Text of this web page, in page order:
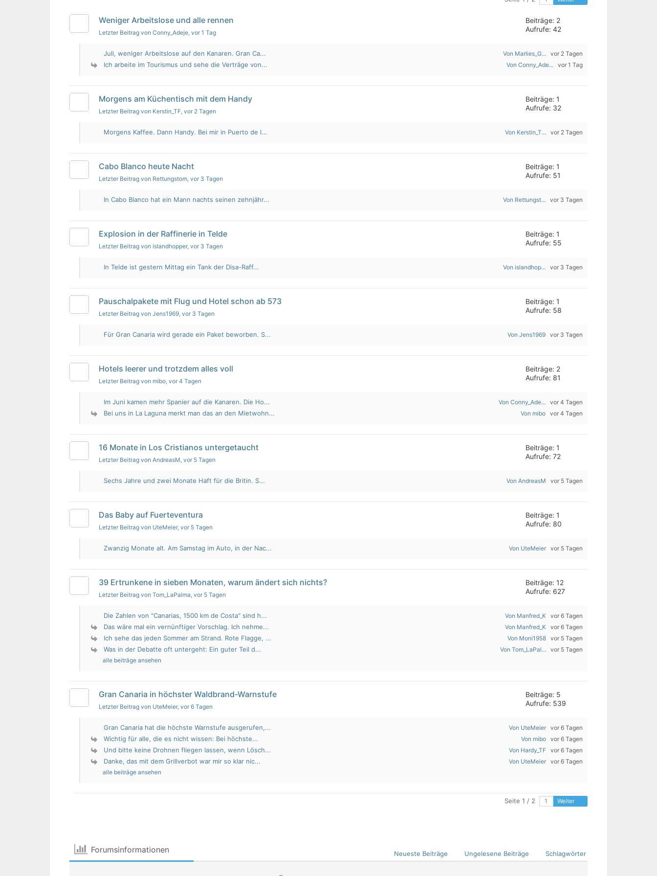
Weniger Arbeitslose und alle rennen
Letzter Beitrag von Conny_Adeje, vor 1 Tag
Beiträge: 2
Aufrufe: 42
Juli, weniger Arbeitslose auf den Kanaren. Gran Ca... Von Marlies_G... vor 2 Tagen
Ich arbeite im Tourismus und sehe die Verträge von... Von Conny_Ade... vor 1 Tag
Morgens am Küchentisch mit dem Handy
Letzter Beitrag von Kerstin_TF, vor 2 Tagen
Beiträge: 1
Aufrufe: 32
Morgens Kaffee. Dann Handy. Bei mir in Puerto de l... Von Kerstin_T... vor 2 Tagen
Cabo Blanco heute Nacht
Letzter Beitrag von Rettungstom, vor 3 Tagen
Beiträge: 1
Aufrufe: 51
In Cabo Blanco hat ein Mann nachts seinen zehnjähr... Von Rettungst... vor 3 Tagen
Explosion in der Raffinerie in Telde
Letzter Beitrag von islandhopper, vor 3 Tagen
Beiträge: 1
Aufrufe: 55
In Telde ist gestern Mittag ein Tank der Disa-Raff... Von islandhop... vor 3 Tagen
Pauschalpakete mit Flug und Hotel schon ab 573
Letzter Beitrag von Jens1969, vor 3 Tagen
Beiträge: 1
Aufrufe: 58
Für Gran Canaria wird gerade ein Paket beworben. S... Von Jens1969 vor 3 Tagen
Hotels leerer und trotzdem alles voll
Letzter Beitrag von mibo, vor 4 Tagen
Beiträge: 2
Aufrufe: 81
Im Juni kamen mehr Spanier auf die Kanaren. Die Ho... Von Conny_Ade... vor 4 Tagen
Bei uns in La Laguna merkt man das an den Mietwohn... Von mibo vor 4 Tagen
16 Monate in Los Cristianos untergetaucht
Letzter Beitrag von AndreasM, vor 5 Tagen
Beiträge: 1
Aufrufe: 72
Sechs Jahre und zwei Monate Haft für die Britin. S... Von AndreasM vor 5 Tagen
Das Baby auf Fuerteventura
Letzter Beitrag von UteMeier, vor 5 Tagen
Beiträge: 1
Aufrufe: 80
Zwanzig Monate alt. Am Samstag im Auto, in der Nac... Von UteMeier vor 5 Tagen
39 Ertrunkene in sieben Monaten, warum ändert sich nichts?
Letzter Beitrag von Tom_LaPalma, vor 5 Tagen
Beiträge: 12
Aufrufe: 627
Die Zahlen von "Canarias, 1500 km de Costa" sind h... Von Manfred_K vor 6 Tagen
Das wäre mal ein vernünftiger Vorschlag. Ich nehme... Von Manfred_K vor 6 Tagen
Ich sehe das jeden Sommer am Strand. Rote Flagge, ... Von Moni1958 vor 5 Tagen
Was in der Debatte oft untergeht: Ein guter Teil d... Von Tom_LaPal... vor 5 Tagen
alle beiträge ansehen
Gran Canaria in höchster Waldbrand-Warnstufe
Letzter Beitrag von UteMeier, vor 6 Tagen
Beiträge: 5
Aufrufe: 539
Gran Canaria hat die höchste Warnstufe ausgerufen,... Von UteMeier vor 6 Tagen
Wichtig für alle, die es nicht wissen: Bei höchste... Von mibo vor 6 Tagen
Und bitte keine Drohnen fliegen lassen, wenn Lösch... Von Hardy_TF vor 6 Tagen
Danke, das mit dem Grillverbot war mir so klar nic... Von UteMeier vor 6 Tagen
alle beiträge ansehen
Seite 1 / 2 Weiter
Forumsinformationen Neueste Beiträge Ungelesene Beiträge Schlagwörter